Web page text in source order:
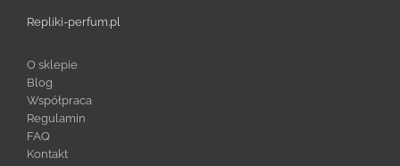
Repliki-perfum.pl
O sklepie
Blog
Współpraca
Regulamin
FAQ
Kontakt